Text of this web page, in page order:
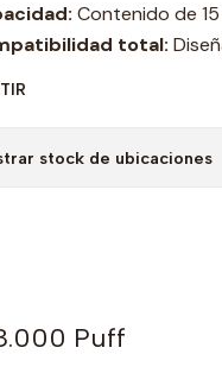
Contenido de
total:
stock de ubicaciones
Puff